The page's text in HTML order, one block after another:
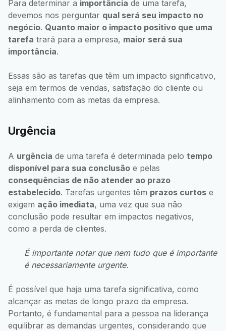
Para determinar a importância de uma tarefa,
devemos nos perguntar qual será seu impacto no
negócio. Quanto maior o impacto positivo que uma
tarefa trará para a empresa, maior será sua
importância.
Essas são as tarefas que têm um impacto significativo,
seja em termos de vendas, satisfação do cliente ou
alinhamento com as metas da empresa.
Urgência
A urgência de uma tarefa é determinada pelo tempo
disponível para sua conclusão e pelas
consequências de não atender ao prazo
estabelecido. Tarefas urgentes têm prazos curtos e
exigem ação imediata, uma vez que sua não
conclusão pode resultar em impactos negativos,
como a perda de clientes.
É importante notar que nem tudo que é importante
é necessariamente urgente.
É possível que haja uma tarefa significativa, como
alcançar as metas de longo prazo da empresa.
Portanto, é fundamental para a pessoa na liderança
equilibrar as demandas urgentes, considerando que